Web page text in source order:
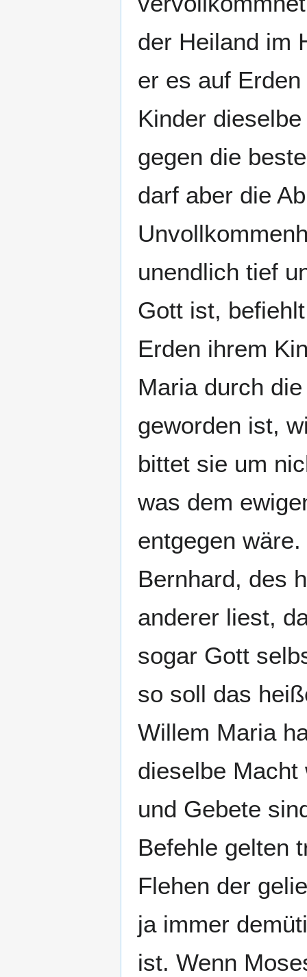
der Heiland im
er es auf
Kinder
gegen die
darf aber die
unendlich tief
Gott ist,
Erden ihrem
Maria durch
geworden ist,
bittet sie um
was dem
entgegen
Bernhard, des
anderer liest,
sogar Gott
so soll das
Willem Maria
dieselbe
und Gebete
Befehle gelten
Flehen der
ja immer
ist. Wenn